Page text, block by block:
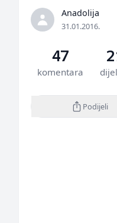
Anadolija
31.01.2016.
47
komentara
Podijeli